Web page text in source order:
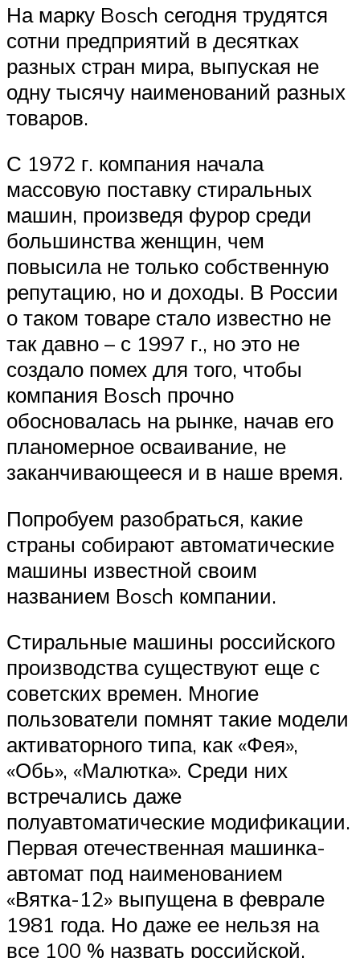
На марку Bosch сегодня трудятся
сотни предприятий в десятках
разных стран мира, выпуская не
одну тысячу наименований разных
товаров.
С 1972 г. компания начала
массовую поставку стиральных
машин, произведя фурор среди
большинства женщин, чем
повысила не только собственную
репутацию, но и доходы. В России
о таком товаре стало известно не
так давно – с 1997 г., но это не
создало помех для того, чтобы
компания Bosch прочно
обосновалась на рынке, начав его
планомерное осваивание, не
заканчивающееся и в наше время.
Попробуем разобраться, какие
страны собирают автоматические
машины известной своим
названием Bosch компании.
Стиральные машины российского
производства существуют еще с
советских времен. Многие
пользователи помнят такие модели
активаторного типа, как «Фея»,
«Обь», «Малютка». Среди них
встречались даже
полуавтоматические модификации.
Первая отечественная машинка-
автомат под наименованием
«Вятка-12» выпущена в феврале
1981 года. Но даже ее нельзя на
все 100 % назвать российской,